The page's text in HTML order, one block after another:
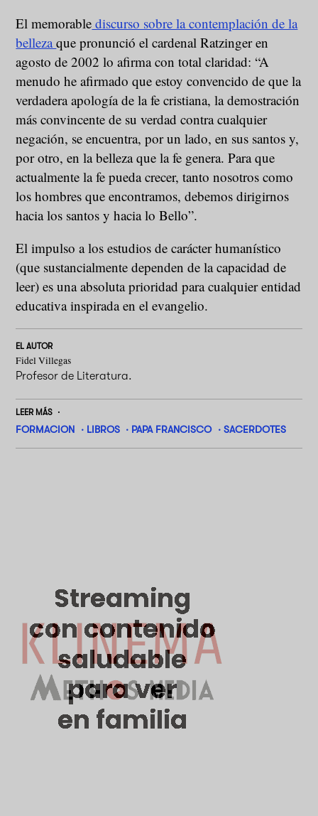
El memorable discurso sobre la contemplación de la
bellezaque pronunció el cardenal Ratzinger en
agosto de 2002 lo afirma con total claridad: “A
menudo he afirmado que estoy convencido de que la
verdadera apología de la fe cristiana, la demostración
más convincente de su verdad contra cualquier
negación, se encuentra, por un lado, en sus santos y,
por otro, en la belleza que la fe genera. Para que
actualmente la fe pueda crecer, tanto nosotros como
los hombres que encontramos, debemos dirigirnos
hacia los santos y hacia lo Bello”.
El impulso a los estudios de carácter humanístico
(que sustancialmente dependen de la capacidad de
leer) es una absoluta prioridad para cualquier entidad
educativa inspirada en el evangelio.
EL AUTOR
Fidel Villegas
Profesor de Literatura.
LEER MÁS
FORMACION LIBROS PAPA FRANCISCO SACERDOTES